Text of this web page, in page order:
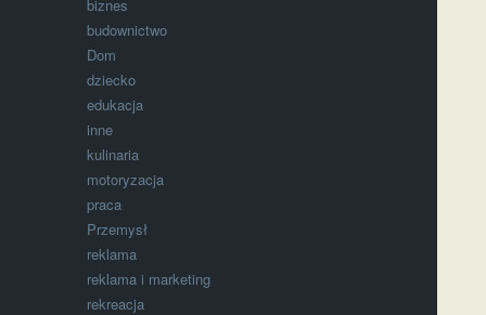
biznes
budownictwo
Dom
dziecko
edukacja
inne
kulinaria
motoryzacja
praca
Przemysł
reklama
reklama i marketing
rekreacja